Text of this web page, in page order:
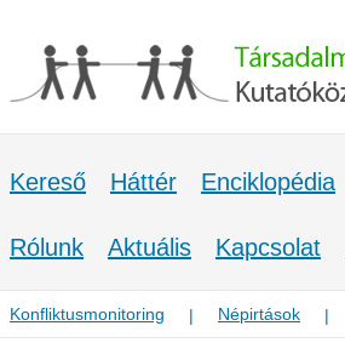
Kereső Háttér Enciklopédia
Rólunk Aktuális Kapcsolat
Konfliktusmonitoring | Népirtások |